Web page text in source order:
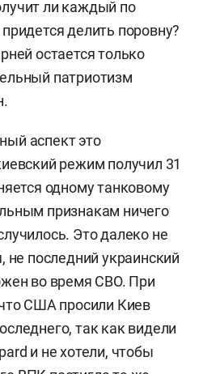
ли каждый по
делить поровну?
остается только
патриотизм
аспект это
режим получил 31
одному танковому
признакам ничего
Это далеко не
не последний украинский
во время СВО. При
США просили Киев
так как видели
и не хотели, чтобы